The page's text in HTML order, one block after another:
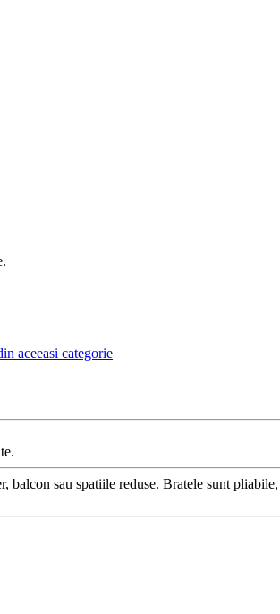
aceeasi categorie
sau spatiile reduse. Bratele sunt